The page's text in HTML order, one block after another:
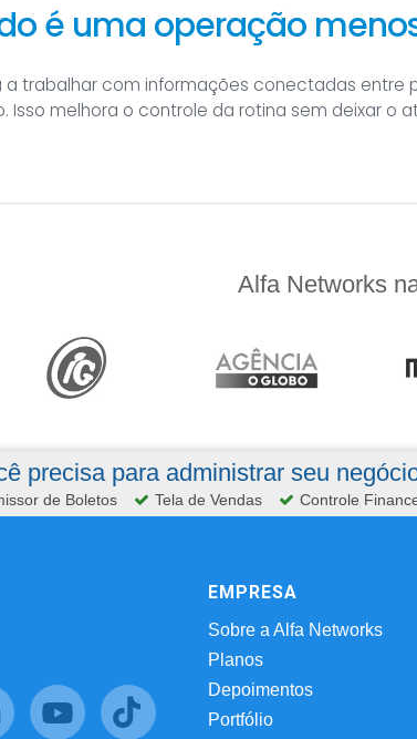
é uma operação
a trabalhar com informações conectadas entre
Isso melhora o controle da rotina sem deixar o
Alfa Networks
precisa para administrar seu
de Boletos Tela de Vendas Controle
EMPRESA
Sobre a Alfa Networks
Planos
Depoimentos
Portfólio